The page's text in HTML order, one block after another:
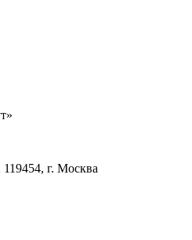
119454, г. Москва